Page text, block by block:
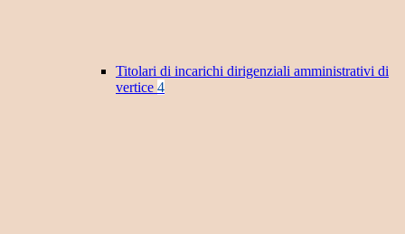
Titolari di incarichi dirigenziali amministrativi di
vertice 4